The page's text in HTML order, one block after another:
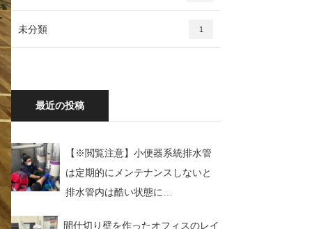
未分類 1
最近の投稿
【※閲覧注意】小便器系統排水管
は定期的にメンテナンスしないと
排水管内は酷い状態に…
間仕切り壁を作ったオフィスのレイ